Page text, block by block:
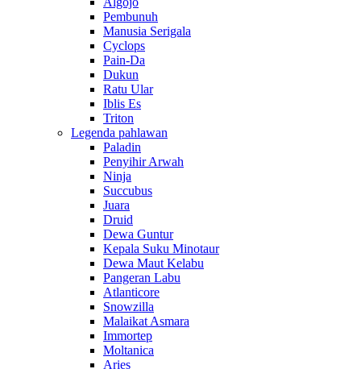
Pembunuh
Manusia Serigala
Cyclops
Pain-Da
Dukun
Ratu Ular
Iblis Es
Triton
Legenda pahlawan
Paladin
Penyihir Arwah
Ninja
Succubus
Juara
Druid
Dewa Guntur
Kepala Suku Minotaur
Dewa Maut Kelabu
Pangeran Labu
Atlanticore
Snowzilla
Malaikat Asmara
Immortep
Moltanica
Aries